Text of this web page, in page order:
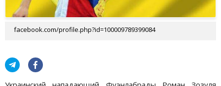
facebook.com/profile.php?id=100009789399084